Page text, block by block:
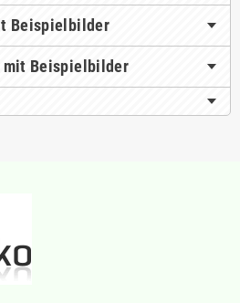
Beispielbilder
mit Beispielbilder